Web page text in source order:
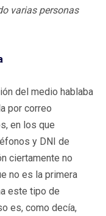
varias personas
del medio hablaba
por correo
en los que
y DNI de
ciertamente no
no es la primera
este tipo de
es, como decía,